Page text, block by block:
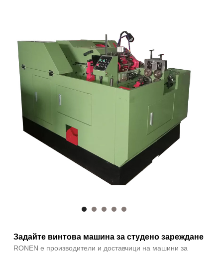
Задайте винтова машина за студено зареждане
RONEN е производители и доставчици на машини за